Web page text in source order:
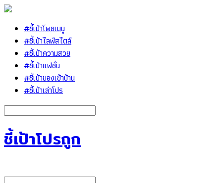
#ชี้เป้าโพยเมนู
#ชี้เป้าไลฟ์สไตล์
#ชี้เป้าความสวย
#ชี้เป้าแฟชั่น
#ชี้เป้าของเข้าบ้าน
#ชี้เป้าเล่าโปร
ชี้เป้าโปรถูก